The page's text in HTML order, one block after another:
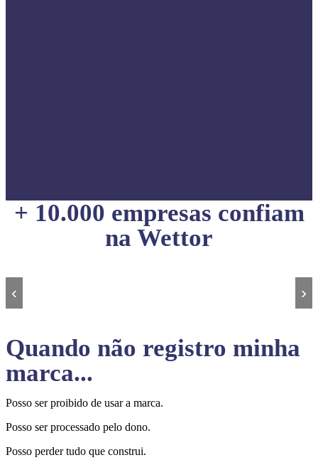
+ 10.000 empresas confiam
na Wettor
‹ ›
Quando não registro minha
marca...
Posso ser proibido de usar a marca.
Posso ser processado pelo dono.
Posso perder tudo que construi.